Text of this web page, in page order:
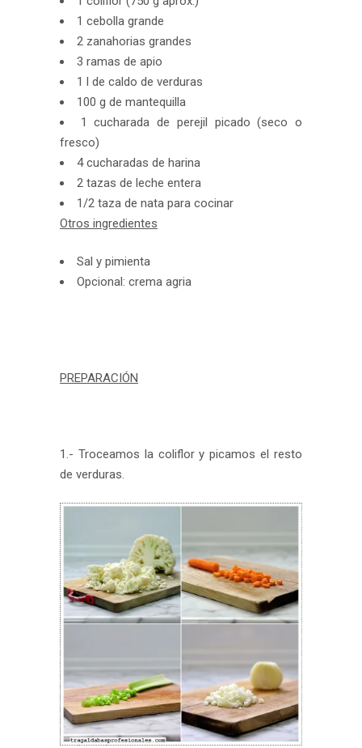
1 cebolla grande
2 zanahorias grandes
3 ramas de apio
1 l de caldo de verduras
100 g de mantequilla
1 cucharada de perejil picado (seco o
fresco)
4 cucharadas de harina
2 tazas de leche entera
1/2 taza de nata para cocinar
Otros ingredientes
Sal y pimienta
Opcional: crema agria
PREPARACIÓN
1.- Troceamos la coliflor y picamos el resto
de verduras.